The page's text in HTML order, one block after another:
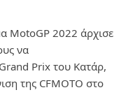
MotoGP 2022 άρχισε
να
Prix του Κατάρ,
της CFMOTO στο